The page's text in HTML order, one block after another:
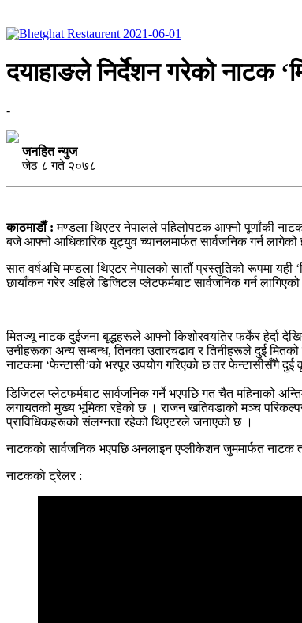
दयाहाङले निर्देशन गरेकाे नाटक
-
जनहित न्युज
जेठ ८ गते २०७८
काठमाडाैँ :मण्डला थिएटर नेपालले पहिलोपटक आफ्नो पूर्णांकी
बजे आफ्नो आधिकारिक युट्युव च्यानलमार्फत सार्वजनिक गर्न लागेको
सात वर्षअघि मण्डला थिएटर नेपालको सातौं प्रस्तुतिको रूपमा
छायाँकन गरेर अहिले डिजिटल प्लेटफर्मबाट सार्वजनिक गर्न
मितज्यू नाटक दुईजना बृद्धहरूले आफ्नो किशोरवयतिर फर्केर हेर्दा
उनीहरूका अन्य सम्बन्ध, तिनका उतारचढाव र तिनीहरूले दुई मितको
नाटकमा ‘फेन्टासी’को भरपूर उपयोग गरिएको छ तर फेन्टासीसँगै दुई
डिजिटल प्लेटफर्मबाट सार्वजनिक गर्ने भएपछि गत चैत महिनाको
लगायतको मुख्य भूमिका रहेको छ । राजन खतिवडाको मञ्च
प्राविधिकहरूको संलग्नता रहेको थिएटरले जनाएकाे छ ।
नाटककाे सार्वजनिक भएपछि अनलाइन एप्लीकेशन जुममार्फत नाटक
नाटककाे ट्रेलर :